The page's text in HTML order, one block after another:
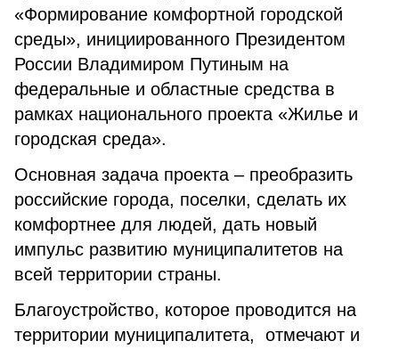
«Формирование комфортной городской
среды», инициированного Президентом
России Владимиром Путиным на
федеральные и областные средства в
рамках национального проекта «Жилье и
городская среда».
Основная задача проекта – преобразить
российские города, поселки, сделать их
комфортнее для людей, дать новый
импульс развитию муниципалитетов на
всей территории страны.
Благоустройство, которое проводится на
территории муниципалитета, отмечают и